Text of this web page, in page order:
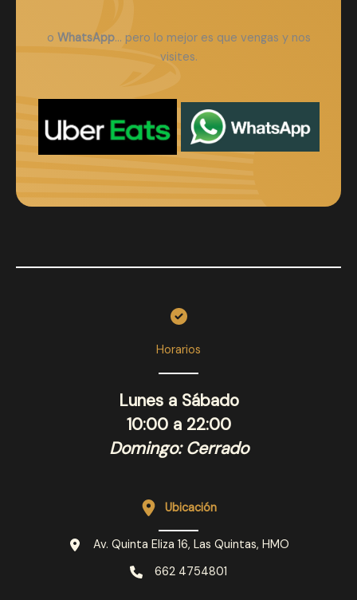
o WhatsApp… pero lo mejor es que vengas y nos
visites.
Horarios
Lunes a Sábado
10:00 a 22:00
Domingo: Cerrado
Ubicación
Av. Quinta Eliza 16, Las Quintas, HMO
662 4754801